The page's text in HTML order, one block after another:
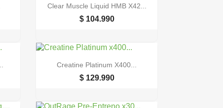
 Vista rápida
Clear Muscle Liquid HMB X42...
$ 104.990
 Vista rápida
Creatine Platinum X400...
$ 129.990